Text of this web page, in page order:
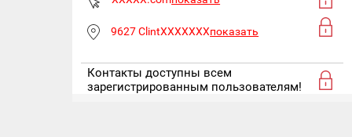
9627 ClintXXXXXXXпоказать
Контакты доступны всем
зарегистрированным пользователям!